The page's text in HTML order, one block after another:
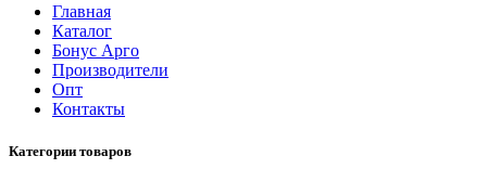
Главная
Каталог
Бонус Арго
Производители
Опт
Контакты
Категории товаров